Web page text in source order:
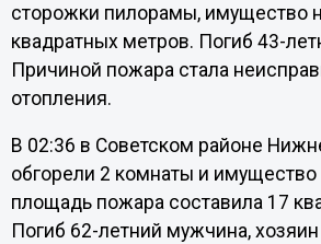
сторожки пилорамы, имущество
квадратных метров. Погиб 43-
Причиной пожара стала
отопления.
В 02:36 в Советском районе
обгорели 2 комнаты и имущество
площадь пожара составила 17
Погиб 62-летний мужчина,